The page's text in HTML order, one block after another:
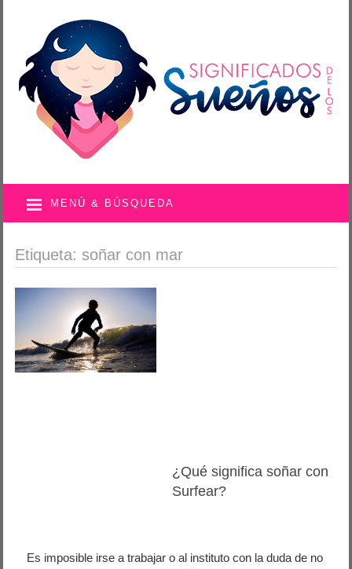
MENÚ & BÚSQUEDA
Etiqueta: soñar con mar
¿Qué significa soñar con
Surfear?
Es imposible irse a trabajar o al instituto con la duda de no